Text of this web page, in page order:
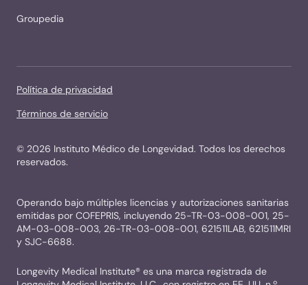
Groupedia
© 2026 Instituto Médico de Longevidad. Todos los derechos
reservados.
Política de privacidad
Términos de servicio
Operando bajo múltiples licencias y autorizaciones sanitarias
emitidas por COFEPRIS, incluyendo 25-TR-03-008-001, 25-
AM-03-008-003, 26-TR-03-008-001, 621511LAB, 621511MRI
y SJC-6688.
Longevity Medical Institute® es una marca registrada de